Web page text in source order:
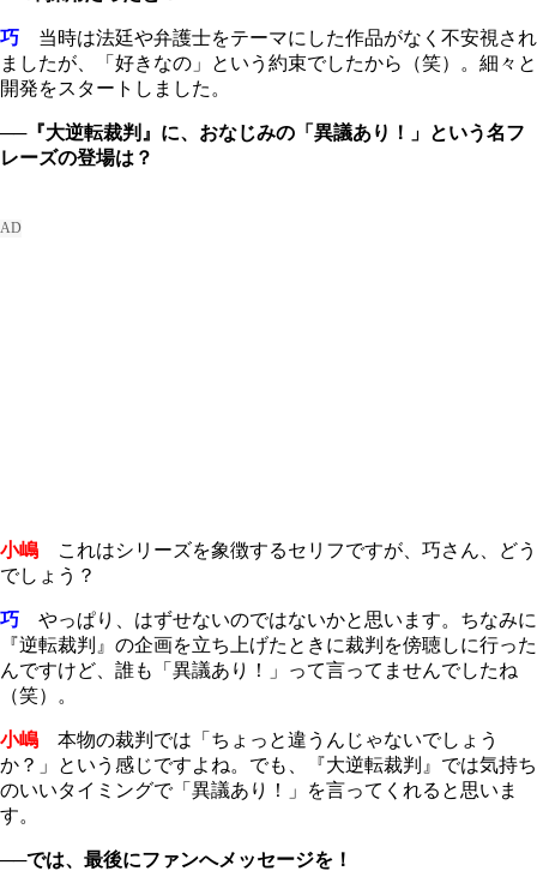
巧 当時は法廷や弁護士をテーマにした作品がなく不安視され
ましたが、「好きなの」という約束でしたから（笑）。細々と
開発をスタートしました。
──『大逆転裁判』に、おなじみの「異議あり！」という名フ
レーズの登場は？
小嶋 これはシリーズを象徴するセリフですが、巧さん、どう
でしょう？
巧 やっぱり、はずせないのではないかと思います。ちなみに
『逆転裁判』の企画を立ち上げたときに裁判を傍聴しに行った
んですけど、誰も「異議あり！」って言ってませんでしたね
（笑）。
小嶋 本物の裁判では「ちょっと違うんじゃないでしょう
か？」という感じですよね。でも、『大逆転裁判』では気持ち
のいいタイミングで「異議あり！」を言ってくれると思いま
す。
──では、最後にファンへメッセージを！